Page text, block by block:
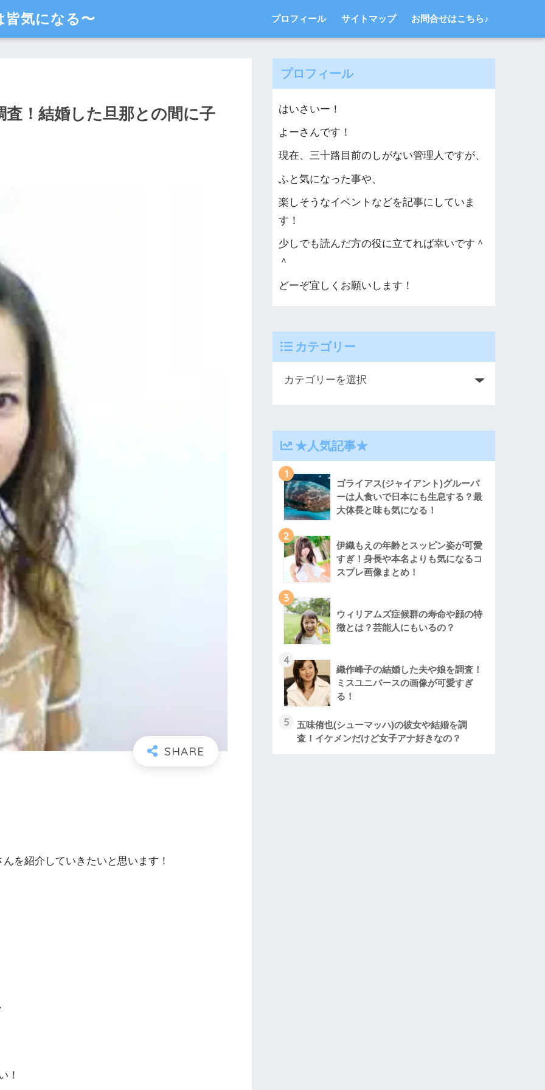
気になる〜 プロフィール サイトマップ お問合せはこちら♪
！結婚した旦那との間に子
んを紹介していきたいと思います！
！
プロフィール
はいさいー！
よーさんです！
現在、三十路目前のしがない管理人ですが、
ふと気になった事や、
楽しそうなイベントなどを記事にしていま
す！
少しでも読んだ方の役に立てれば幸いです＾
＾
どーぞ宜しくお願いします！
カテゴリー
★人気記事★
1
ゴライアス(ジャイアント)グルーパ
ーは人食いで日本にも生息する？最
大体長と味も気になる！
2
伊織もえの年齢とスッピン姿が可愛
すぎ！身長や本名よりも気になるコ
スプレ画像まとめ！
3
ウィリアムズ症候群の寿命や顔の特
徴とは？芸能人にもいるの？
4
織作峰子の結婚した夫や娘を調査！
ミスユニバースの画像が可愛すぎ
る！
5
五味侑也(シューマッハ)の彼女や結婚を調
査！イケメンだけど女子アナ好きなの？